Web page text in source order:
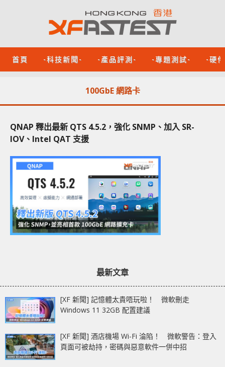
首頁 -科技新聞- -產品評測- -專題測試- -硬
100GbE 網路卡
QNAP 釋出最新 QTS 4.5.2，強化 SNMP、加入 SR-
IOV、Intel QAT 支援
最新文章
[XF 新聞] 記憶體太貴唔玩啦！ 微軟刪走
Windows 11 32GB 配置建議
[XF 新聞] 酒店機場 Wi-Fi 淪陷！ 微軟警告：登入
頁面可被劫持，密碼與惡意軟件一併中招